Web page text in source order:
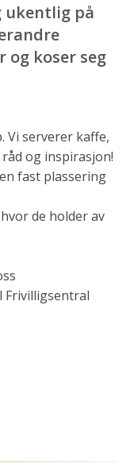
ukentlig på
koser seg
Vi serverer kaffe,
og inspirasjon!
fast plassering
de holder av
Frivilligsentral